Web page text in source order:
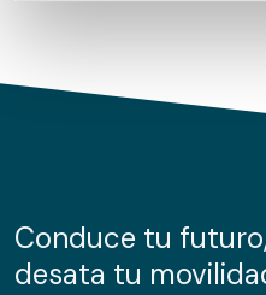
de cookies.
información sobre el uso
nuestros partners de redes
Conduce tu
desata tu